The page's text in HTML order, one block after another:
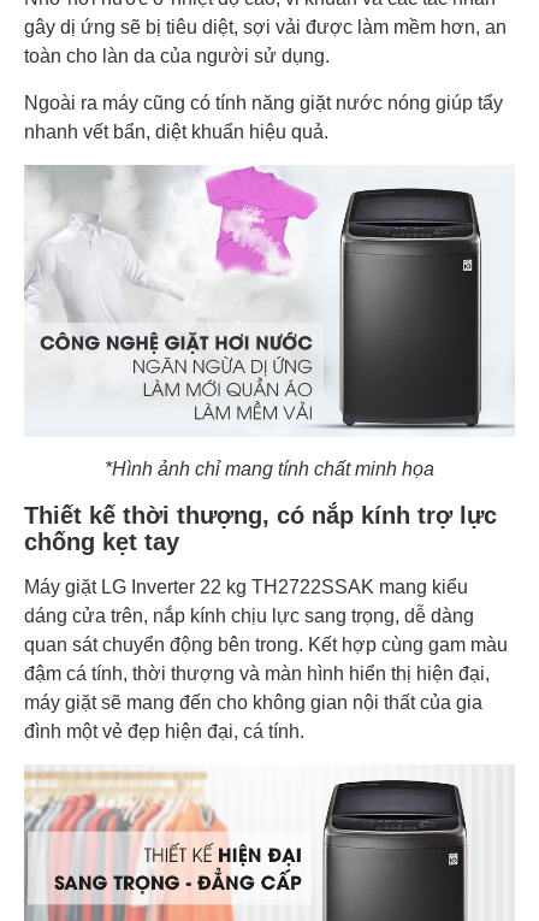
gây dị ứng sẽ bị tiêu diệt, sợi vải được làm mềm hơn, an
toàn cho làn da của người sử dụng.
Ngoài ra máy cũng có tính năng giặt nước nóng giúp tẩy
nhanh vết bẩn, diệt khuẩn hiệu quả.
*Hình ảnh chỉ mang tính chất minh họa
Thiết kế thời thượng, có nắp kính trợ lực
chống kẹt tay
Máy giặt LG Inverter 22 kg TH2722SSAK mang kiểu
dáng cửa trên, nắp kính chịu lực sang trọng, dễ dàng
quan sát chuyển động bên trong. Kết hợp cùng gam màu
đậm cá tính, thời thượng và màn hình hiển thị hiện đại,
máy giặt sẽ mang đến cho không gian nội thất của gia
đình một vẻ đẹp hiện đại, cá tính.